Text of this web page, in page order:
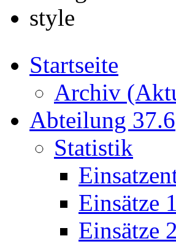
Startseite
Archiv
Abteilung 37.6
Statistik
Einsätze
Einsätze